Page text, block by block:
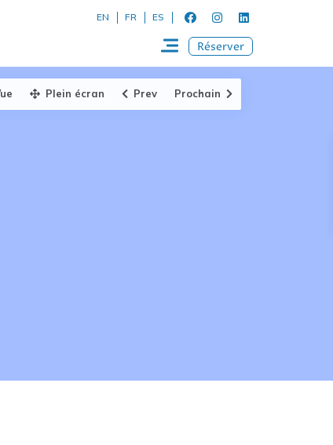
EN FR ES
Réserver
Plein écran Prev Prochain